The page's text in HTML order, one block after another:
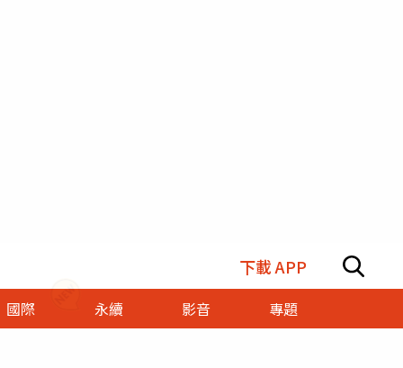
下載 APP
國際 永續 影音 專題